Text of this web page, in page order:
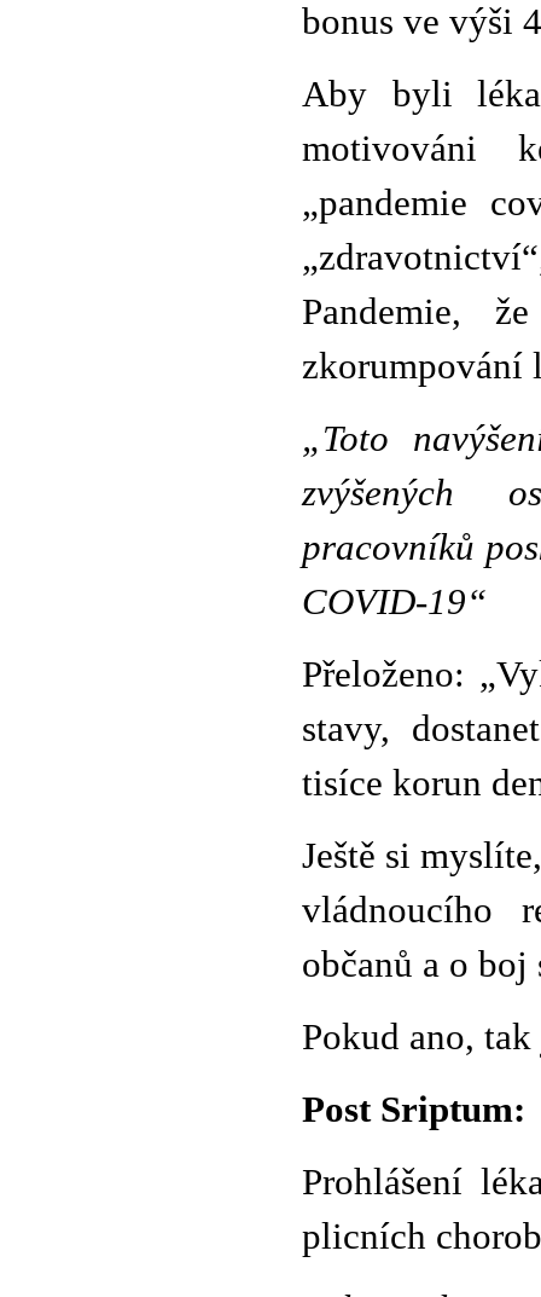
bonus ve výši
Aby byli
motivováni
„pandemie
Pandemie,
zkorumpování
„Toto
zvýšených
pracovníků
COVID-19“
Přeloženo:
stavy,
tisíce korun
Ještě si
vládnoucího
občanů a o boj
Pokud ano,
Post Sriptum:
Prohlášení
plicních